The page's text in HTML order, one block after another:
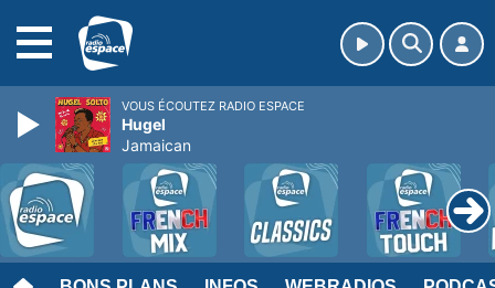
VOUS ÉCOUTEZ RADIO ESPACE
Hugel
Jamaican